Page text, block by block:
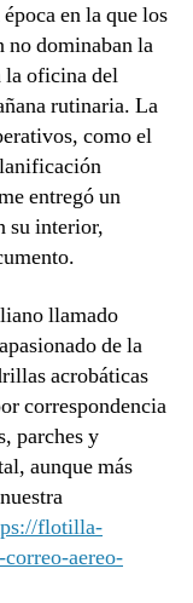
en la que los
no dominaban la
la oficina del
rutinaria. La
como el
entregó un
su interior,
llamado
de la
acrobáticas
correspondencia
parches y
aunque más
flotilla-
aereo-